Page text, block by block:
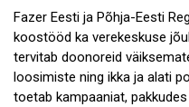
Fazer Eesti ja Põhja-Eesti
koostööd ka verekeskuse
tervitab doonoreid
loosimiste ning ikka ja alati
toetab kampaaniat,